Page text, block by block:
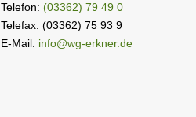
Telefon: (03362) 79 49 0
Telefax: (03362) 75 93 9
E-Mail: info@wg-erkner.de